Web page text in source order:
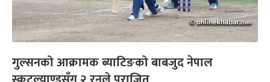
गुल्सनको आक्रामक ब्याटिङको बाबजुद नेपाल